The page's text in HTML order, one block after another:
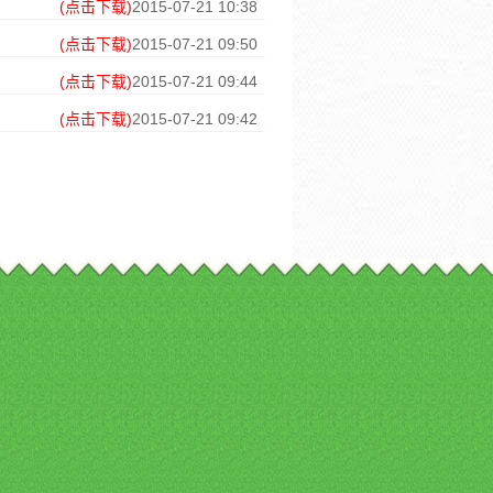
2015-07-21 10:38
(点击下载)
2015-07-21 09:50
(点击下载)
2015-07-21 09:44
(点击下载)
2015-07-21 09:42
(点击下载)